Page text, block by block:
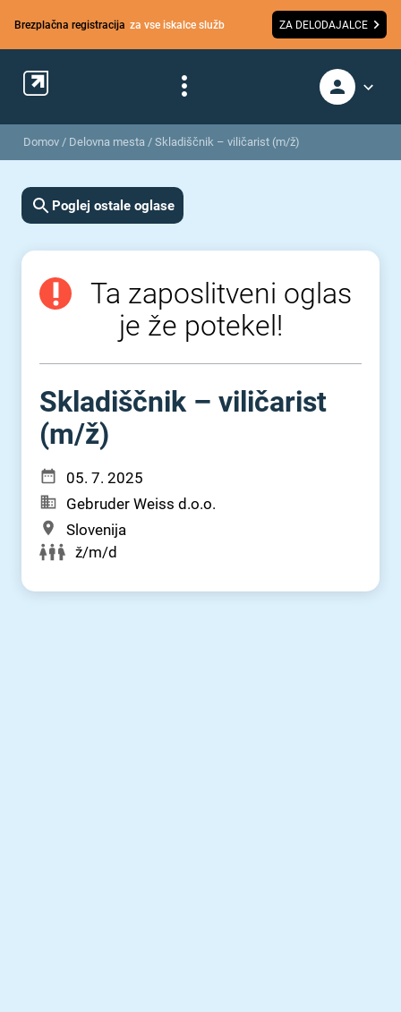
Brezplačna registracija za vse iskalce služb ZA DELODAJALCE
Domov / Delovna mesta / Skladiščnik – viličarist (m/ž)
Poglej ostale oglase
Ta zaposlitveni oglas
je že potekel!
Skladiščnik – viličarist
(m⁠/⁠ž)
05. 7. 2025
Gebruder Weiss d.o.o.
Slovenija
ž/m/d